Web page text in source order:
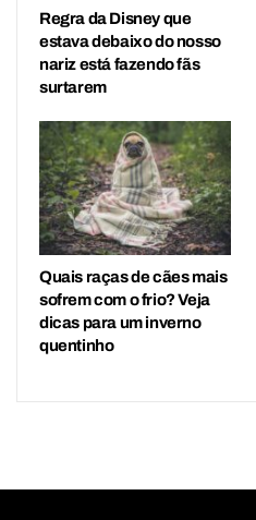
Regra da Disney que
estava debaixo do nosso
nariz está fazendo fãs
surtarem
Quais raças de cães mais
sofrem com o frio? Veja
dicas para um inverno
quentinho